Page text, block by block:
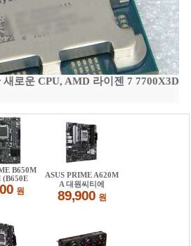
로운 CPU, AMD 라이젠 7 7700X3D